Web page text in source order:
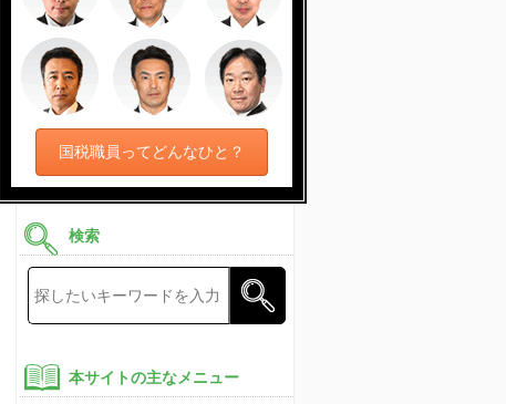
国税職員ってどんなひと？
検索
本サイトの主なメニュー